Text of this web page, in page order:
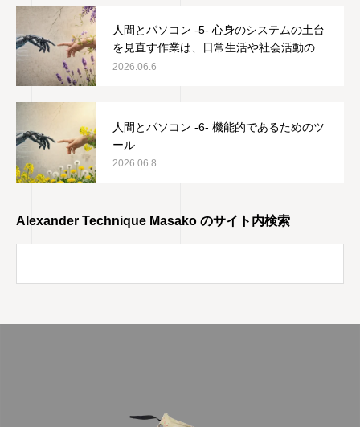
人間とパソコン -5- 心身のシステムの土台
を見直す作業は、日常生活や社会活動の邪
魔をしない
2026.06.6
人間とパソコン -6- 機能的であるためのツ
ール
2026.06.8
Alexander Technique Masako のサイト内検索